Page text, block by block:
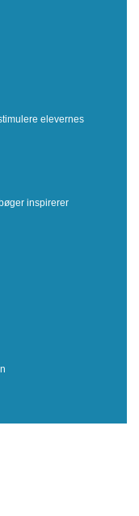
elevernes
inspirerer